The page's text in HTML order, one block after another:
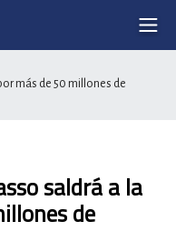
más de 50 millones de
saldrá a la
de